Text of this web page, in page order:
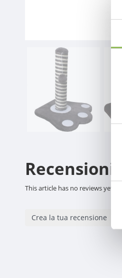
Recensioni
This article has no reviews yet
Crea la tua recensione